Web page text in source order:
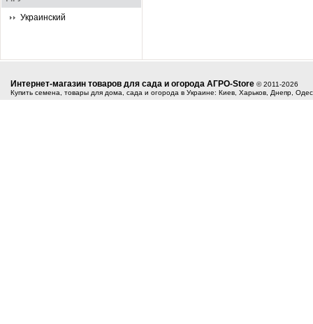
Украинский
Интернет-магазин товаров для сада и огорода АГРО-Store © 2011-2026
Купить семена, товары для дома, сада и огорода в Украине: Киев, Харьков, Днепр,